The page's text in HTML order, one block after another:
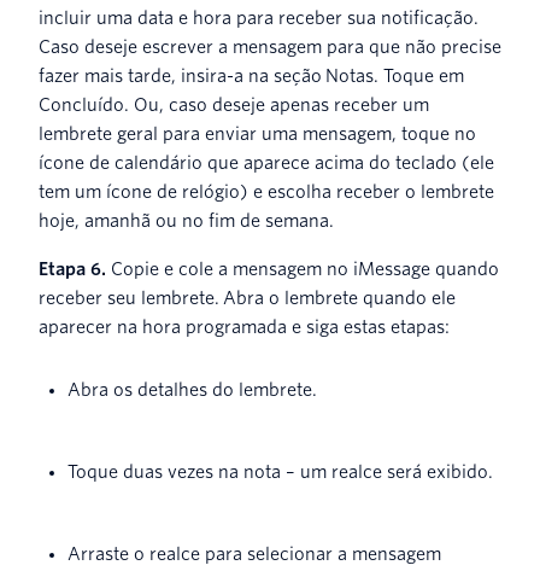
incluir uma data e hora para receber sua notificação.
Caso deseje escrever a mensagem para que não precise
fazer mais tarde, insira-a na seção Notas. Toque em
Concluído. Ou, caso deseje apenas receber um
lembrete geral para enviar uma mensagem, toque no
ícone de calendário que aparece acima do teclado (ele
tem um ícone de relógio) e escolha receber o lembrete
hoje, amanhã ou no fim de semana.
Etapa 6. Copie e cole a mensagem no iMessage quando
receber seu lembrete. Abra o lembrete quando ele
aparecer na hora programada e siga estas etapas:
Abra os detalhes do lembrete.
Toque duas vezes na nota – um realce será exibido.
Arraste o realce para selecionar a mensagem